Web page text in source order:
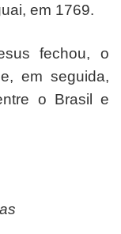
em 1769.
fechou, o
em seguida,
o Brasil e